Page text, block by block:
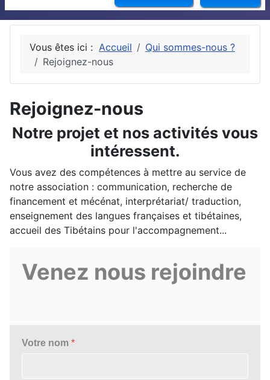
Vous êtes ici : Accueil
Qui sommes-nous ?
Rejoignez-nous
Rejoignez-nous
Notre projet et nos activités vous
intéressent.
Vous avez des compétences à mettre au service de
notre association : communication, recherche de
financement et mécénat, interprétariat/ traduction,
enseignement des langues françaises et tibétaines,
accueil des Tibétains pour l'accompagnement...
Venez nous rejoindre
Votre nom *